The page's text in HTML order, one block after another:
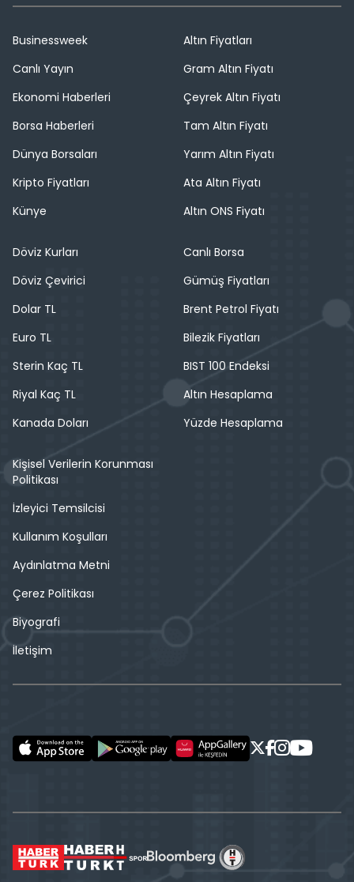
Businessweek
Canlı Yayın
Ekonomi Haberleri
Borsa Haberleri
Dünya Borsaları
Kripto Fiyatları
Künye
Altın Fiyatları
Gram Altın Fiyatı
Çeyrek Altın Fiyatı
Tam Altın Fiyatı
Yarım Altın Fiyatı
Ata Altın Fiyatı
Altın ONS Fiyatı
Döviz Kurları
Döviz Çevirici
Dolar TL
Euro TL
Sterin Kaç TL
Riyal Kaç TL
Kanada Doları
Canlı Borsa
Gümüş Fiyatları
Brent Petrol Fiyatı
Bilezik Fiyatları
BIST 100 Endeksi
Altın Hesaplama
Yüzde Hesaplama
Kişisel Verilerin Korunması
Politikası
İzleyici Temsilcisi
Kullanım Koşulları
Aydınlatma Metni
Çerez Politikası
Biyografi
İletişim